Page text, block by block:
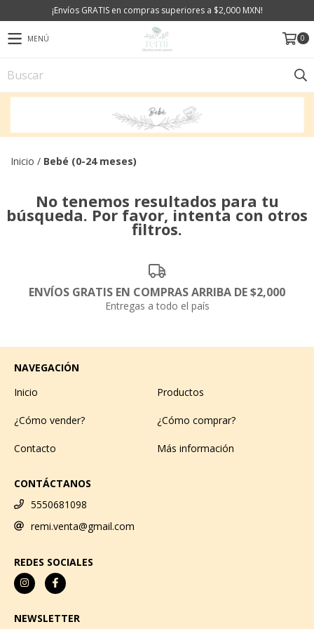
¡Envíos GRATIS en compras superiores a $2,000 MXN!
MENÚ 0
Inicio / Bebé (0-24 meses)
No tenemos resultados para tu
búsqueda. Por favor, intenta con otros
filtros.
ENVÍOS GRATIS EN COMPRAS ARRIBA DE $2,000
Entregas a todo el país
NAVEGACIÓN
Inicio
Productos
¿Cómo vender? ¿Cómo comprar?
Contacto Más información
CONTÁCTANOS
5550681098
remi.venta@gmail.com
REDES SOCIALES
NEWSLETTER